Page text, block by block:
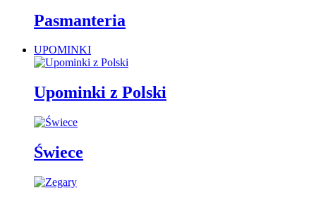
Pasmanteria
UPOMINKI
Upominki z Polski
Świece